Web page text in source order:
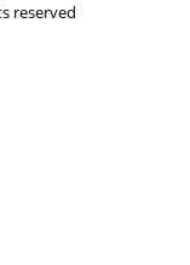
reserved